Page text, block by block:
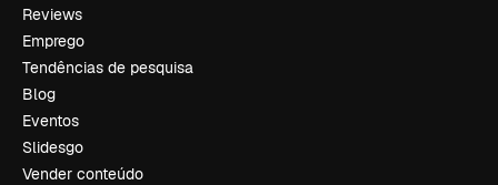
Reviews
Emprego
Tendências de pesquisa
Blog
Eventos
Slidesgo
Vender conteúdo